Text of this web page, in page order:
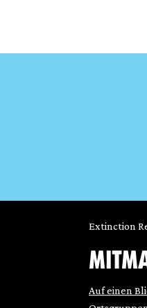
Extinction
Auf einen